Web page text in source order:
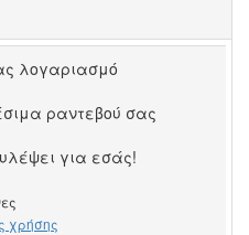
λογαριασμό
ραντεβού σας
για εσάς!
χρήσης